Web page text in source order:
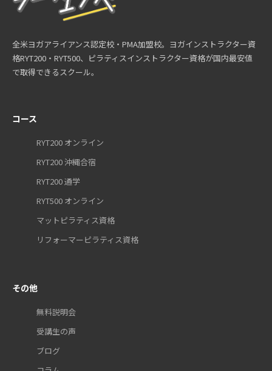
全米ヨガアライアンス認定校・PMA加盟校。ヨガインストラクター資
格RYT200・RYT500、ピラティスインストラクター資格が国内最安値
で取得できるスクール。
コース
RYT200 オンライン
RYT200 沖縄合宿
RYT200 通学
RYT500 オンライン
マットピラティス資格
リフォーマーピラティス資格
その他
無料説明会
受講生の声
ブログ